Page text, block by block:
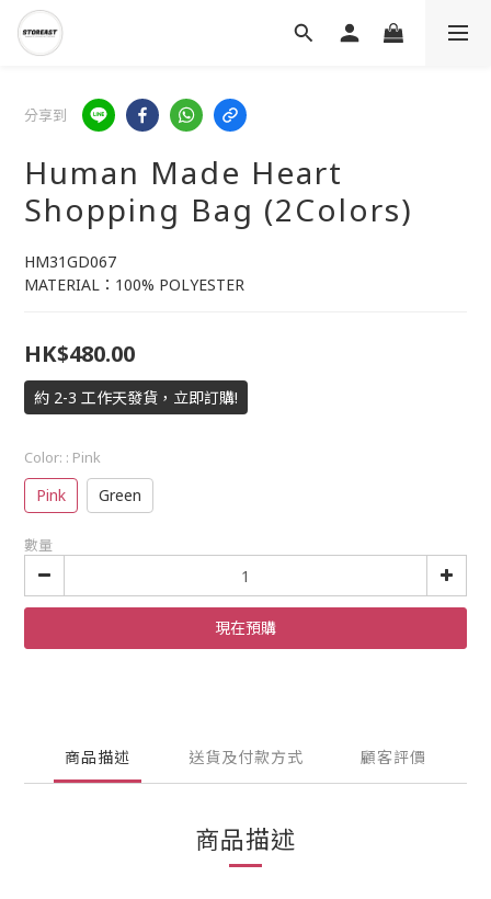
分享到
Human Made Heart
Shopping Bag (2Colors)
HM31GD067
MATERIAL：100% POLYESTER
HK$480.00
約 2-3 工作天發貨，立即訂購!
Color: : Pink
Pink Green
數量
現在預購
商品描述 送貨及付款方式 顧客評價
商品描述